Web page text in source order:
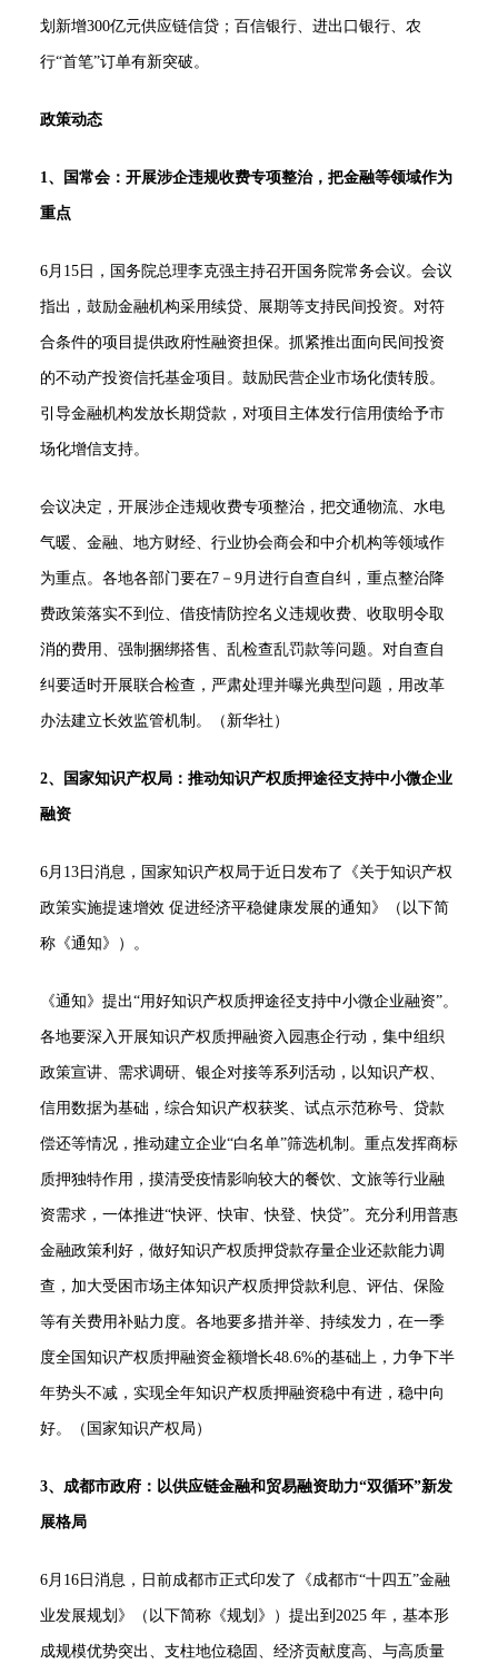
划新增300亿元供应链信贷；百信银行、进出口银行、农
行“首笔”订单有新突破。
政策动态
1、国常会：开展涉企违规收费专项整治，把金融等领域作为
重点
6月15日，国务院总理李克强主持召开国务院常务会议。会议
指出，鼓励金融机构采用续贷、展期等支持民间投资。对符
合条件的项目提供政府性融资担保。抓紧推出面向民间投资
的不动产投资信托基金项目。鼓励民营企业市场化债转股。
引导金融机构发放长期贷款，对项目主体发行信用债给予市
场化增信支持。
会议决定，开展涉企违规收费专项整治，把交通物流、水电
气暖、金融、地方财经、行业协会商会和中介机构等领域作
为重点。各地各部门要在7－9月进行自查自纠，重点整治降
费政策落实不到位、借疫情防控名义违规收费、收取明令取
消的费用、强制捆绑搭售、乱检查乱罚款等问题。对自查自
纠要适时开展联合检查，严肃处理并曝光典型问题，用改革
办法建立长效监管机制。（新华社）
2、国家知识产权局：推动知识产权质押途径支持中小微企业
融资
6月13日消息，国家知识产权局于近日发布了《关于知识产权
政策实施提速增效 促进经济平稳健康发展的通知》（以下简
称《通知》）。
《通知》提出“用好知识产权质押途径支持中小微企业融资”。
各地要深入开展知识产权质押融资入园惠企行动，集中组织
政策宣讲、需求调研、银企对接等系列活动，以知识产权、
信用数据为基础，综合知识产权获奖、试点示范称号、贷款
偿还等情况，推动建立企业“白名单”筛选机制。重点发挥商标
质押独特作用，摸清受疫情影响较大的餐饮、文旅等行业融
资需求，一体推进“快评、快审、快登、快贷”。充分利用普惠
金融政策利好，做好知识产权质押贷款存量企业还款能力调
查，加大受困市场主体知识产权质押贷款利息、评估、保险
等有关费用补贴力度。各地要多措并举、持续发力，在一季
度全国知识产权质押融资金额增长48.6%的基础上，力争下半
年势头不减，实现全年知识产权质押融资稳中有进，稳中向
好。（国家知识产权局）
3、成都市政府：以供应链金融和贸易融资助力“双循环”新发
展格局
6月16日消息，日前成都市正式印发了《成都市“十四五”金融
业发展规划》（以下简称《规划》）提出到2025 年，基本形
成规模优势突出、支柱地位稳固、经济贡献度高、与高质量